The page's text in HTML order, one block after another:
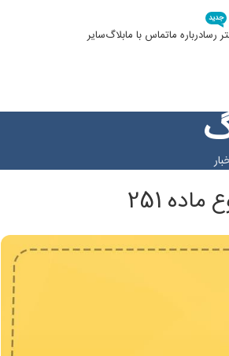
رسا
جدید
درباره ماتماس با مابلاگسایر
251